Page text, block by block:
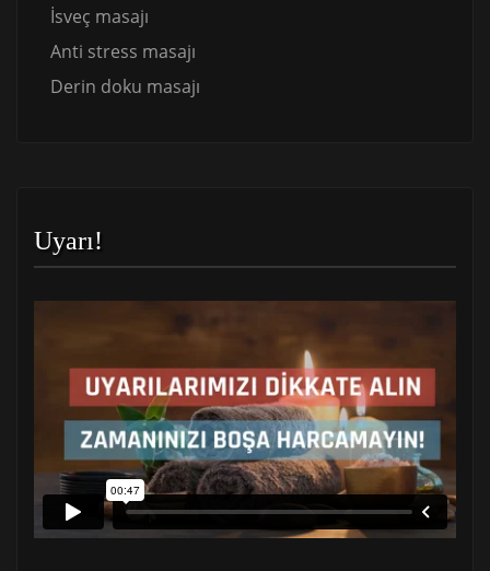
İsveç masajı
Anti stress masajı
Derin doku masajı
Uyarı!